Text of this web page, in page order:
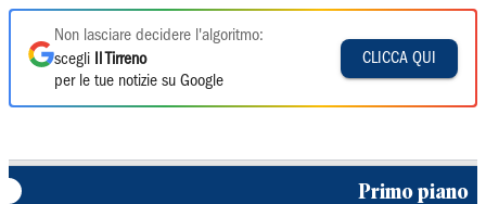
Non lasciare decidere l'algoritmo:
scegli
Il Tirreno
per le tue notizie su Google
CLICCA QUI
Primo piano